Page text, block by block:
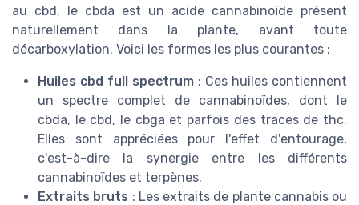
au cbd, le cbda est un acide cannabinoïde présent
naturellement dans la plante, avant toute
décarboxylation. Voici les formes les plus courantes :
Huiles cbd full spectrum : Ces huiles contiennent
un spectre complet de cannabinoïdes, dont le
cbda, le cbd, le cbga et parfois des traces de thc.
Elles sont appréciées pour l'effet d'entourage,
c'est-à-dire la synergie entre les différents
cannabinoïdes et terpènes.
Extraits bruts : Les extraits de plante cannabis ou